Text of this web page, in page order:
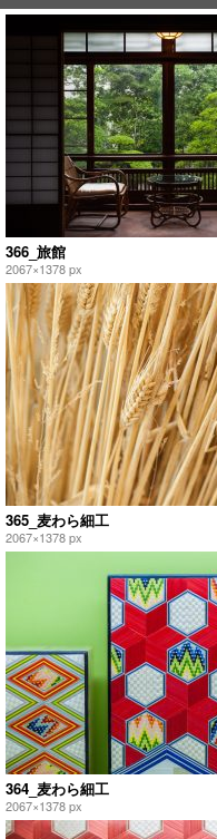
366_旅館
2067×1378 px
365_麦わら細工
2067×1378 px
364_麦わら細工
2067×1378 px